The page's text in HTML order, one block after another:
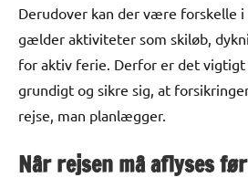
Derudover kan der være forskelle
gælder aktiviteter som skiløb,
for aktiv ferie. Derfor er det
grundigt og sikre sig, at
rejse, man planlægger.
Når rejsen må aflyses